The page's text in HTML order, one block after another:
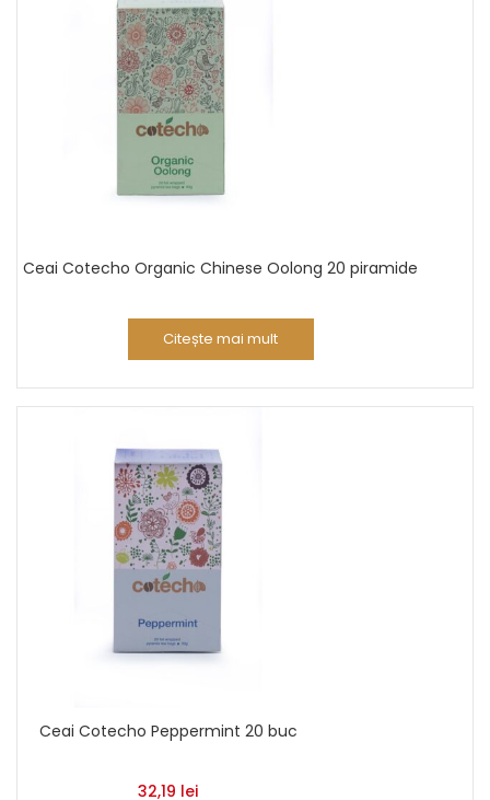
Ceai Cotecho Organic Chinese Oolong 20 piramide
Citește mai mult
Ceai Cotecho Peppermint 20 buc
32,19 lei